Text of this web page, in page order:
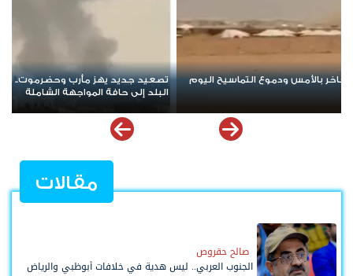
الحوثي يخلط الأوراق ويعيد
مسيرة حاشدة في باعلال بتريم تجدد
الشعبي السلمي
مقالات
صالح حقروص
الجنوب العربي.. ليس هدية في خلافات أبوظبي والرياض